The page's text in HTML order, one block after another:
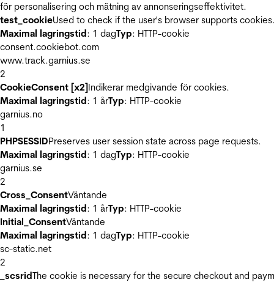
för personalisering och mätning av annonseringseffektivitet.
test_cookieUsed to check if the user's browser supports
Maximal lagringstid: 1 dagTyp: HTTP-cookie
consent.cookiebot.com
www.track.garnius.se
2
CookieConsent [x2]Indikerar medgivande för cookies.
Maximal lagringstid: 1 årTyp: HTTP-cookie
garnius.no
1
PHPSESSIDPreserves user session state across page requests.
Maximal lagringstid: 1 dagTyp: HTTP-cookie
garnius.se
2
Cross_ConsentVäntande
Maximal lagringstid: 1 årTyp: HTTP-cookie
Initial_ConsentVäntande
Maximal lagringstid: 1 dagTyp: HTTP-cookie
sc-static.net
2
_scsridThe cookie is necessary for the secure checkout and